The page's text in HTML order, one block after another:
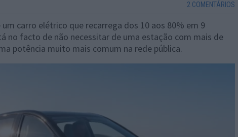
2 COMENTÁRIOS
carro elétrico que recarrega dos 10 aos 80% em 9
no facto de não necessitar de uma estação com mais de
potência muito mais comum na rede pública.